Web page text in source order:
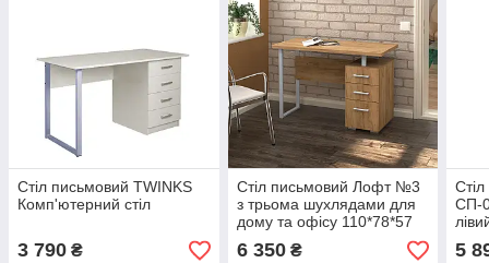
Стіл письмовий TWINKS
Комп'ютерний стіл
3 790 ₴
Стіл письмовий Лофт №3
з трьома шухлядами для
дому та офісу 110*78*57
см
6 350₴
СП-
та
5